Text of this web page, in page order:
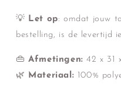
💡 Let op: omdat jouw
bestelling, is de levertijd
👜Afmetingen: 42 x 31
🌿
Materiaal: 100%